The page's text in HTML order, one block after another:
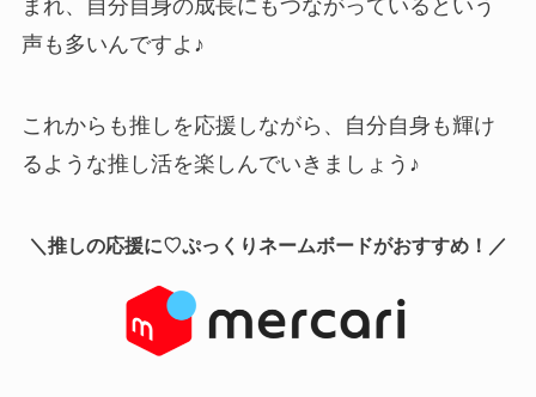
まれ、自分自身の成長にもつながっているという
声も多いんですよ♪
これからも推しを応援しながら、自分自身も輝け
るような推し活を楽しんでいきましょう♪
＼推しの応援に♡ぷっくりネームボードがおすすめ！／